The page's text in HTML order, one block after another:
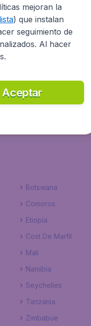
desde todos los
tambien te
gestión de 9,99€.
Botswana
Comoros
Etiopia
Cost De Marfil
Mali
Namibia
Seychelles
Tanzania
Zimbabue
mejoran la
) que instalan
seguimiento de
Al hacer
Aceptar